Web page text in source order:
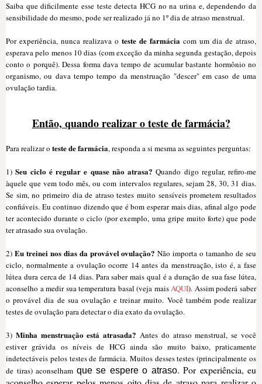
Saiba que dificilmente esse teste detecta HCG no na urina e, dependendo da
sensibilidade do mesmo, pode ser realizado já no 1º dia de atraso menstrual.
Por experiência, nunca realizava o teste de farmácia com um dia de atraso,
esperava pelo menos 10 dias (com exceção da minha segunda gestação, depois
conto o porquê). Dessa forma dava tempo de acumular bastante hormônio no
organismo, ou dava tempo tempo da menstruação "descer" em caso de uma
ovulação tardia.
Então, quando realizar o teste de farmácia?
Para realizar o teste de farmácia, responda a si mesma as seguintes perguntas:
1)Seu ciclo é regular e quase não atrasa? Quando digo regular, refiro-me
àquele que vem todo mês, ou com intervalos regulares, sejam 28, 30, 31 dias.
Se sim, no primeiro dia de atraso testes muito sensíveis prometem resultados
confiáveis. Eu continuo dizendo que é bom esperar mais dias, afinal algo pode
ter acontecido durante o ciclo (por exemplo, uma gripe muito forte) que pode
ter atrasado sua ovulação.
2) Eu treinei nos dias da provável ovulação? Não importa o tamanho de seu
ciclo, normalmente a ovulação ocorre 14 antes da menstruação, isto é, a fase
lútea dura cerca de 14 dias. Para saber mais qual é a duração de sua fase lútea,
aconselho a medir sua temperatura basal (veja maisAQUI). Assim poderá saber
o provável dia de sua ovulação e treinar muito. Você também pode realizar
testes de ovulação para detectar o dia exato da ovulação.
3) Minha menstruação está atrasada? Antes do atraso menstrual, se você
estiver grávida os níveis de HCG ainda são muito baixo, praticamente
indetectáveis pelos testes de farmácia. Muitos desses testes (principalmente os
de tiras) aconselham que se espere o atraso. Por experiência, eu